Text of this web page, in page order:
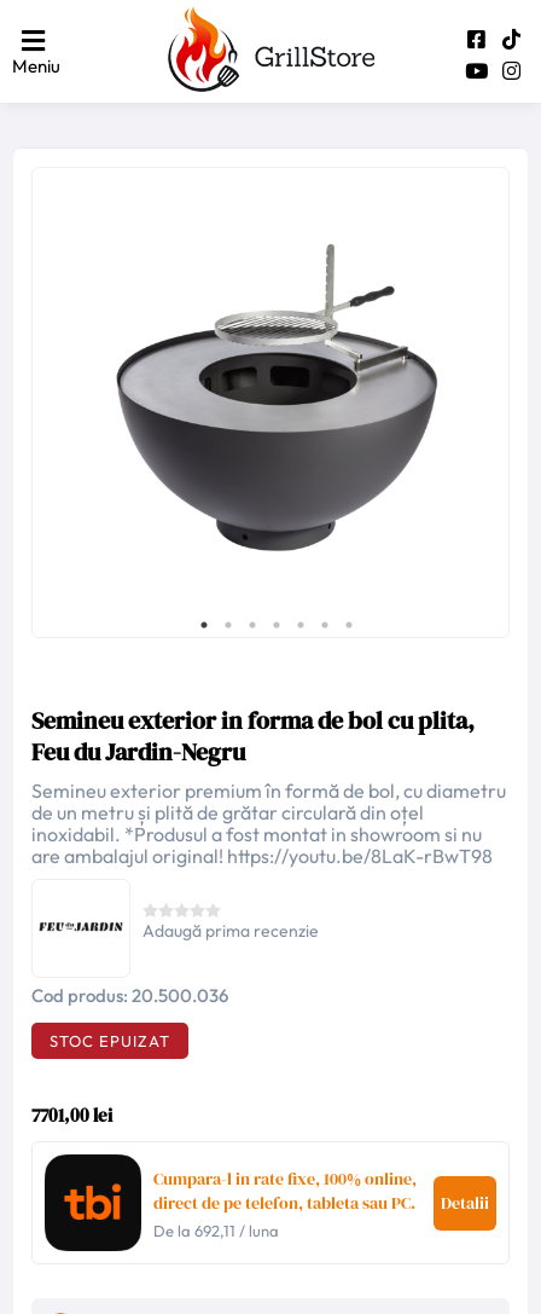
Meniu
Semineu exterior in forma de bol cu plita,
Feu du Jardin-Negru
Semineu exterior premium în formă de bol, cu diametru
de un metru și plită de grătar circulară din oțel
inoxidabil. *Produsul a fost montat in showroom si nu
are ambalajul original! https://youtu.be/8LaK-rBwT98
Adaugă prima recenzie
Cod produs: 20.500.036
STOC EPUIZAT
7701,00 lei
Cumpara-l in rate fixe, 100% online,
direct de pe telefon, tableta sau PC.
De la692,11 / luna
Detalii